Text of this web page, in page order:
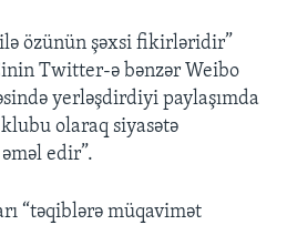
özünün şəxsi fikirləridir”
Twitter-ə bənzər Weibo
yerləşdirdiyi paylaşımda
olaraq siyasətə
edir”.
“təqiblərə müqavimət